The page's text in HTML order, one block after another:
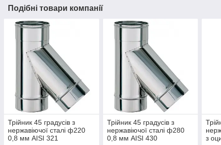
Подібні товари компанії
Трійник 45 градусів з
нержавіючої сталі ф220
0,8 мм AISI 321
Трійник 45 градусів з
нержавіючої сталі ф280
0,8 мм AISI 430
з